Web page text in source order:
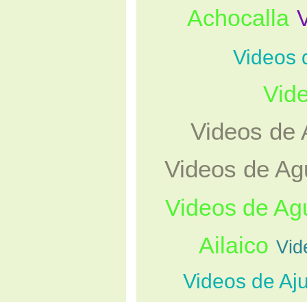
Achocalla
Videos
Videos de
Videos de
Videos de
Ailaico
Videos de